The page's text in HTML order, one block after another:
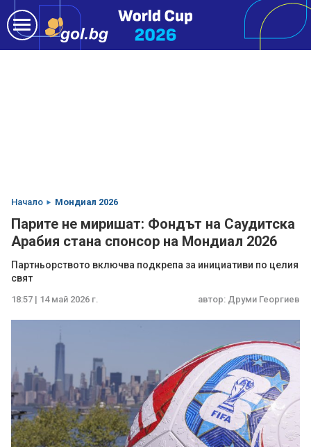
Начало Мондиал 2026
Парите не миришат: Фондът на Саудитска
Арабия стана спонсор на Мондиал 2026
Партньорството включва подкрепа за инициативи по целия
свят
18:57 | 14 май 2026 г. автор: Друми Георгиев